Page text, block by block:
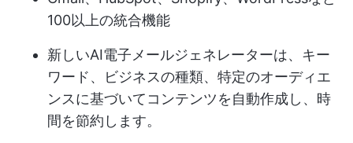
100以上の統合機能
新しいAI電子メールジェネレーターは、キー
ワード、ビジネスの種類、特定のオーディエ
ンスに基づいてコンテンツを自動作成し、時
間を節約します。